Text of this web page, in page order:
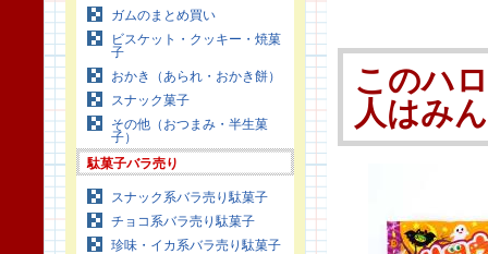
ガムのまとめ買い
ビスケット・クッキー・焼菓
子
おかき（あられ・おかき餅）
スナック菓子
その他（おつまみ・半生菓
子）
駄菓子バラ売り
スナック系バラ売り駄菓子
チョコ系バラ売り駄菓子
珍味・イカ系バラ売り駄菓子
このハ
人はみ